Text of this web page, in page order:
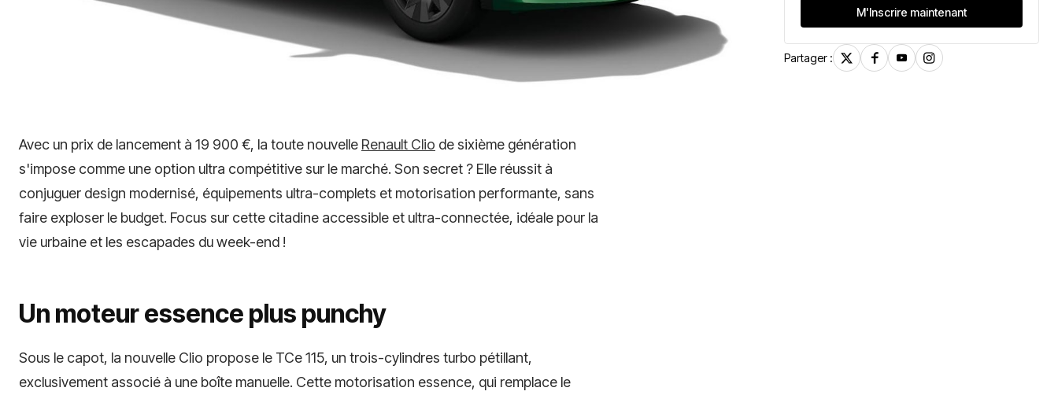
Avec un prix de lancement à 19 900 €, la toute nouvelle Renault Clio de sixième génération
s'impose comme une option ultra compétitive sur le marché. Son secret ? Elle réussit à
conjuguer design modernisé, équipements ultra-complets et motorisation performante, sans
faire exploser le budget. Focus sur cette citadine accessible et ultra-connectée, idéale pour la
vie urbaine et les escapades du week-end !
Un moteur essence plus punchy
Sous le capot, la nouvelle Clio propose le TCe 115, un trois-cylindres turbo pétillant,
exclusivement associé à une boîte manuelle. Cette motorisation essence, qui remplace le
Partager :